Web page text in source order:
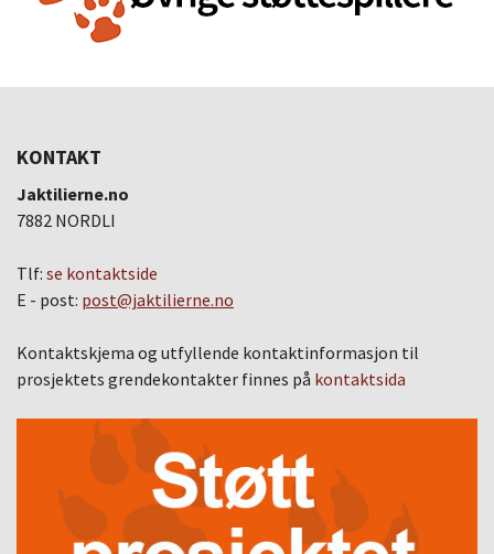
KONTAKT
Jaktilierne.no
7882 NORDLI
Tlf: se kontaktside
E - post: post@jaktilierne.no
Kontaktskjema og utfyllende kontaktinformasjon til
prosjektets grendekontakter finnes på kontaktsida